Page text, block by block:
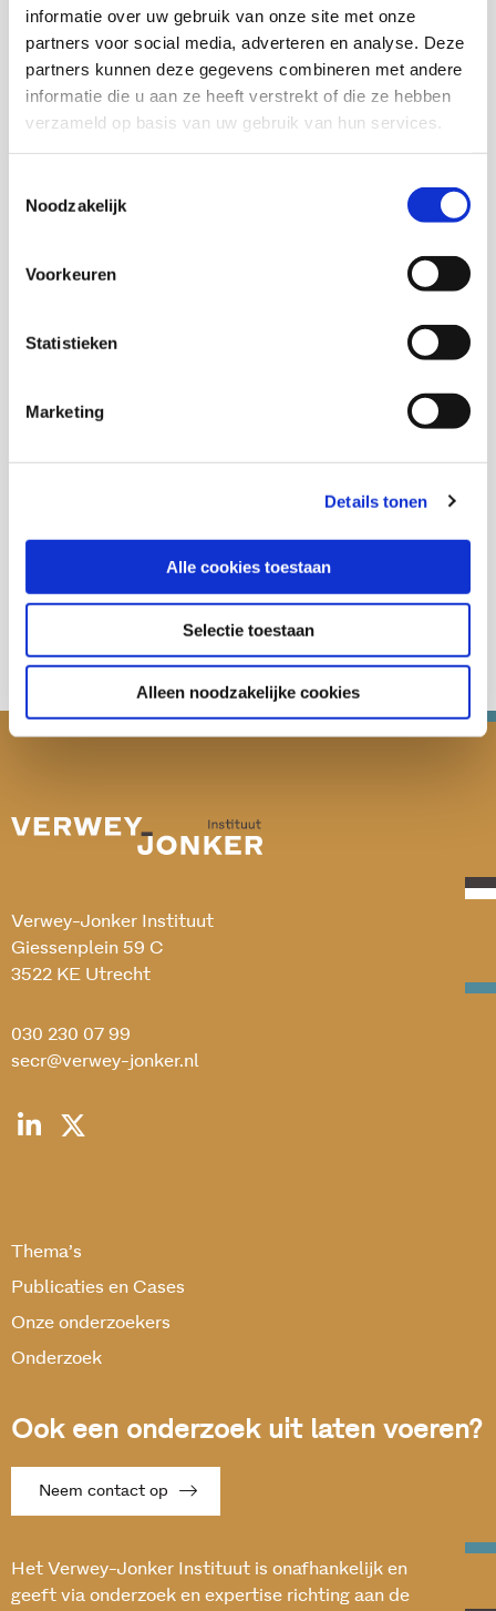
informatie over uw gebruik van onze site met onze
partners voor social media, adverteren en analyse. Deze
partners kunnen deze gegevens combineren met andere
informatie die u aan ze heeft verstrekt of die ze hebben
verzameld op basis van uw gebruik van hun services.
Noodzakelijk
Voorkeuren
Statistieken
Marketing
Details tonen
Alle cookies toestaan
Selectie toestaan
Alleen noodzakelijke cookies
Wieke Waanders
Senior onderzoeker en themacoördinator Sociale
Thema's
Gezondheid en zorg
Deel deze publicatie op:
Verwey-Jonker Instituut
Giessenplein 59 C
3522 KE Utrecht
030 230 07 99
secr@verwey-jonker.nl
Thema’s
Publicaties en Cases
Onze onderzoekers
Onderzoek
Ook een onderzoek uit laten voeren?
Neem contact op
Het Verwey-Jonker Instituut is onafhankelijk en
geeft via onderzoek en expertise richting aan de